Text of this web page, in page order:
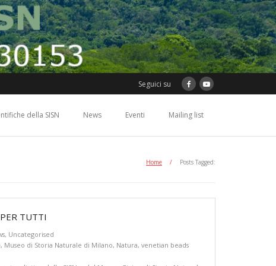
Seguici su
della SISN News Eventi Mailing list
Home / Posts Tagged:
TUTTI
, Uncategorised
, Museo di Storia Naturale di Milano, Natura, venetian beads